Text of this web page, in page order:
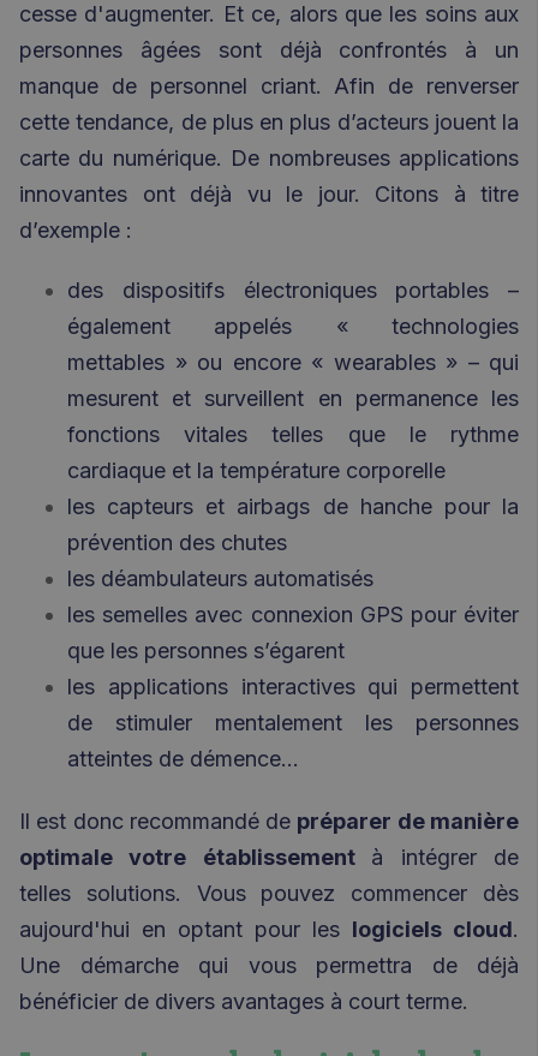
cesse d'augmenter. Et ce, alors que les soins aux
personnes âgées sont déjà confrontés à un
manque de personnel criant. Afin de renverser
cette tendance, de plus en plus d’acteurs jouent la
carte du numérique. De nombreuses applications
innovantes ont déjà vu le jour. Citons à titre
d’exemple :
des dispositifs électroniques portables –
également appelés « technologies
mettables » ou encore « wearables » – qui
mesurent et surveillent en permanence les
fonctions vitales telles que le rythme
cardiaque et la température corporelle
les capteurs et airbags de hanche pour la
prévention des chutes
les déambulateurs automatisés
les semelles avec connexion GPS pour éviter
que les personnes s’égarent
les applications interactives qui permettent
de stimuler mentalement les personnes
atteintes de démence...
Il est donc recommandé de préparer de manière
optimale votre établissement à intégrer de
telles solutions. Vous pouvez commencer dès
aujourd'hui en optant pour les logiciels cloud.
Une démarche qui vous permettra de déjà
bénéficier de divers avantages à court terme.